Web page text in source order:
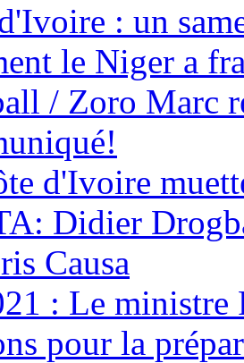
: un
le Niger a
/ Zoro Marc
d'Ivoire
Didier
Causa
: Le ministre
pour la